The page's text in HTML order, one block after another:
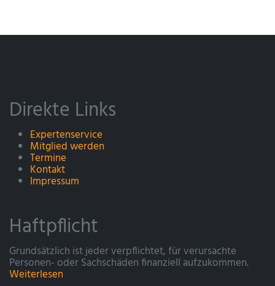
Direkte Links
Expertenservice
Mitglied werden
Termine
Kontakt
Impressum
Haftpflicht
Grundsätzlich ist jeder verpflichtet, für verursachte
Personen- oder Sachschäden finanziell aufzukommen.
Weiterlesen